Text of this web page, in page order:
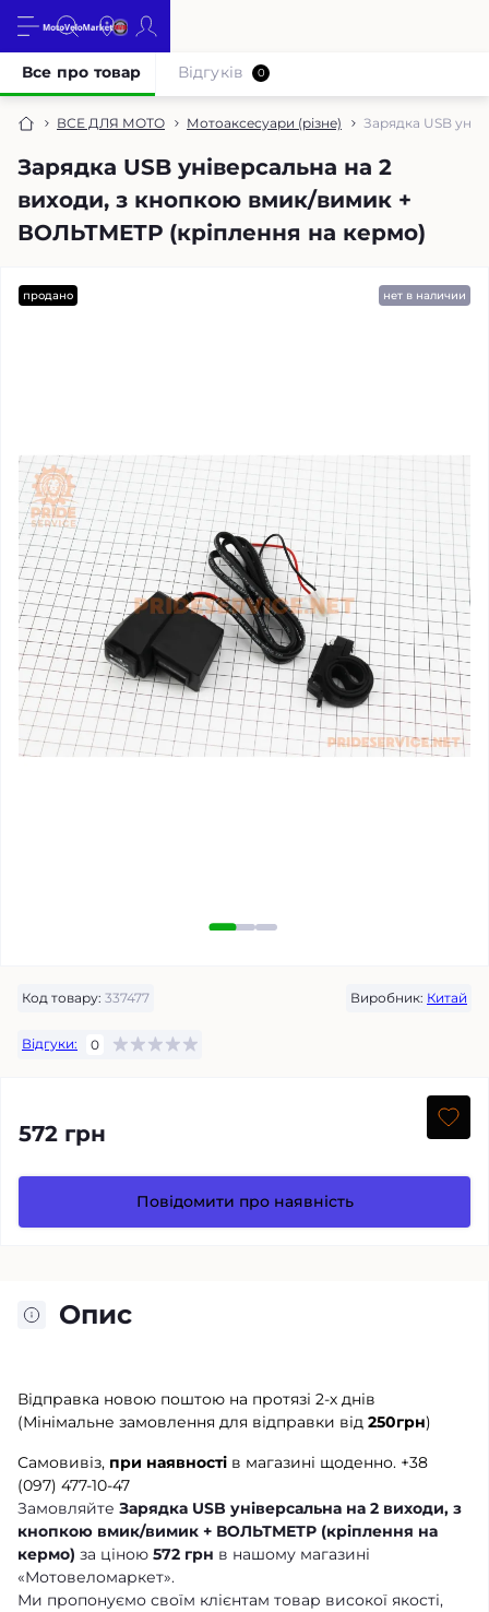
ВСЕ ДЛЯ МОТО Мотоаксесуари (різне) Зарядка USB
Зарядка USB універсальна на 2
виходи, з кнопкою вмик/вимик +
ВОЛЬТМЕТР (кріплення на кермо)
Все про товар Відгуків 0
продано нет в наличии
Код товару: 337477 Виробник: Китай
Відгуки: 0
572 грн
Повідомити про наявність
Опис
Відправка новою поштою на протязі 2-х днів
(Мінімальне замовлення для відправки від 250грн)
Самовивіз, при наявності в магазині щоденно. +38
(097) 477-10-47
Замовляйте Зарядка USB універсальна на 2 виходи, з
кнопкою вмик/вимик + ВОЛЬТМЕТР (кріплення на
кермо) за ціною 572 грн в нашому магазині
«Мотовеломаркет».
Ми пропонуємо своїм клієнтам товар високої якості,